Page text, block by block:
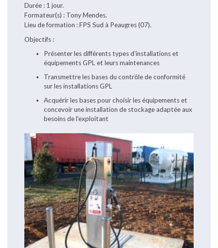
Durée : 1 jour.
Formateur(s) : Tony Mendes.
Lieu de formation : FPS Sud à Peaugres (07).
Objectifs :
Présenter les différents types d’installations et
équipements GPL et leurs maintenances
Transmettre les bases du contrôle de conformité
sur les installations GPL
Acquérir les bases pour choisir les équipements et
concevoir une installation de stockage adaptée aux
besoins de l’exploitant